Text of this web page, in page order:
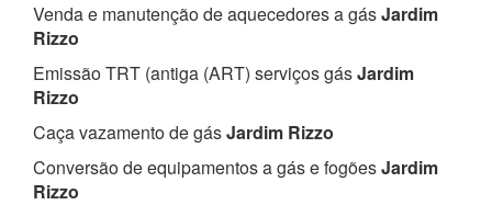
Venda e manutenção de aquecedores a gásJardim
Rizzo
Emissão TRT (antiga (ART) serviços gásJardim
Rizzo
Caça vazamento de gásJardim Rizzo
Conversão de equipamentos a gás e fogõesJardim
Rizzo